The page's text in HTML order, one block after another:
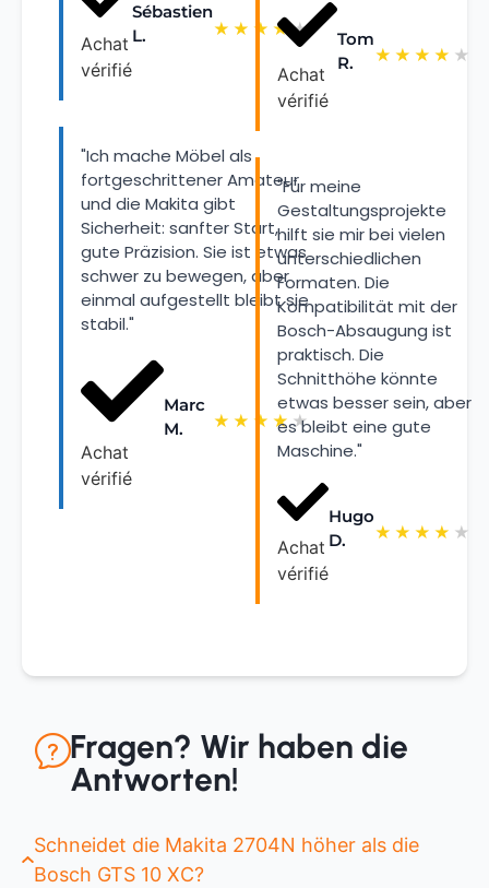
Achat
vérifié
Sébastien
L.
★ ★ ★ ★ ★
"Ich mache Möbel als
fortgeschrittener Amateur
und die Makita gibt
Sicherheit: sanfter Start,
gute Präzision. Sie ist etwas
schwer zu bewegen, aber
einmal aufgestellt bleibt sie
stabil."
Achat
vérifié
Marc
M.
★ ★ ★ ★★
Achat
vérifié
Tom
R.
★ ★ ★ ★ ★
"Für meine
Gestaltungsprojekte
hilft sie mir bei vielen
unterschiedlichen
Formaten. Die
Kompatibilität mit der
Bosch-Absaugung ist
praktisch. Die
Schnitthöhe könnte
etwas besser sein, aber
es bleibt eine gute
Maschine."
Achat
vérifié
Hugo
D.
★ ★ ★ ★ ★
Fragen? Wir haben die
Antworten!
Schneidet die Makita 2704N höher als die
Bosch GTS 10 XC?